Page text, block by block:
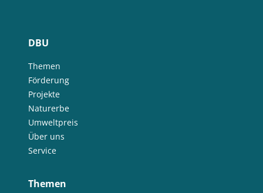
DBU
Themen
Förderung
Projekte
Naturerbe
Umweltpreis
Über uns
Service
Themen